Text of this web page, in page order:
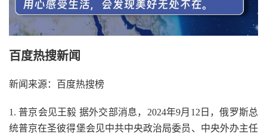
百度热搜新闻
新闻来源：百度热搜榜
1. 普京会见王毅 据外交部消息，2024年9月12日，俄罗斯总
统普京在圣彼得堡会见中共中央政治局委员、中央外办主任